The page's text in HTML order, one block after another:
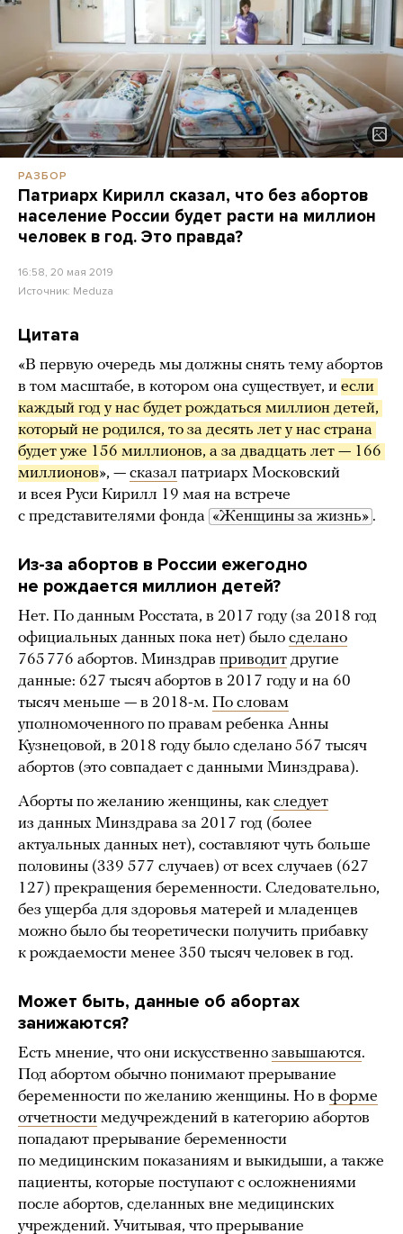
РАЗБОР
Патриарх Кирилл сказал, что без абортов
население России будет расти на миллион
человек в год. Это правда?
16:58, 20 мая 2019
Источник: Meduza
Цитата
«В первую очередь мы должны снять тему абортов
в том масштабе, в котором она существует, и если
каждый год у нас будет рождаться миллион детей,
который не родился, то за десять лет у нас страна
будет уже 156 миллионов, а за двадцать лет — 166
миллионов», — сказал патриарх Московский
и всея Руси Кирилл 19 мая на встрече
с представителями фонда «Женщины за жизнь» .
Из-за абортов в России ежегодно
не рождается миллион детей?
Нет. По данным Росстата, в 2017 году (за 2018 год
официальных данных пока нет) было сделано
765 776 абортов. Минздрав приводит другие
данные: 627 тысяч абортов в 2017 году и на 60
тысяч меньше — в 2018-м. По словам
уполномоченного по правам ребенка Анны
Кузнецовой, в 2018 году было сделано 567 тысяч
абортов (это совпадает с данными Минздрава).
Аборты по желанию женщины, как следует
из данных Минздрава за 2017 год (более
актуальных данных нет), составляют чуть больше
половины (339 577 случаев) от всех случаев (627
127) прекращения беременности. Следовательно,
без ущерба для здоровья матерей и младенцев
можно было бы теоретически получить прибавку
к рождаемости менее 350 тысяч человек в год.
Может быть, данные об абортах
занижаются?
Есть мнение, что они искусственно завышаются.
Под абортом обычно понимают прерывание
беременности по желанию женщины. Но в форме
отчетности медучреждений в категорию абортов
попадают прерывание беременности
по медицинским показаниям и выкидыши, а также
пациенты, которые поступают с осложнениями
после абортов, сделанных вне медицинских
учреждений. Учитывая, что прерывание